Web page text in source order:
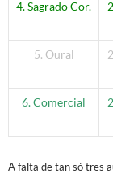
4. Sagrado Cor.
5. Oural
6. Comercial
A falta de tan só tres